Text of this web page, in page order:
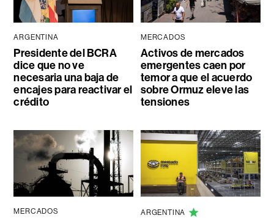
ARGENTINA
Presidente del BCRA
dice que no ve
necesaria una baja de
encajes para reactivar el
crédito
MERCADOS
Activos de mercados
emergentes caen por
temor a que el acuerdo
sobre Ormuz eleve las
tensiones
MERCADOS ARGENTINA